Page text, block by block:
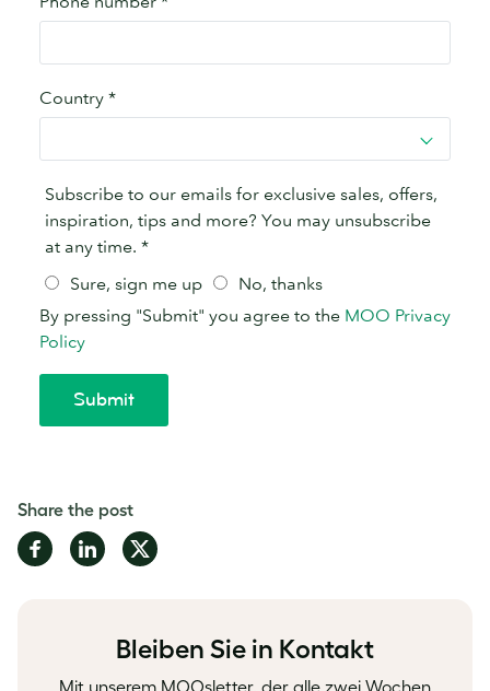
Share the post
Share Share Share
Bleiben Sie in Kontakt
Mit unserem MOOsletter, der alle zwei Wochen